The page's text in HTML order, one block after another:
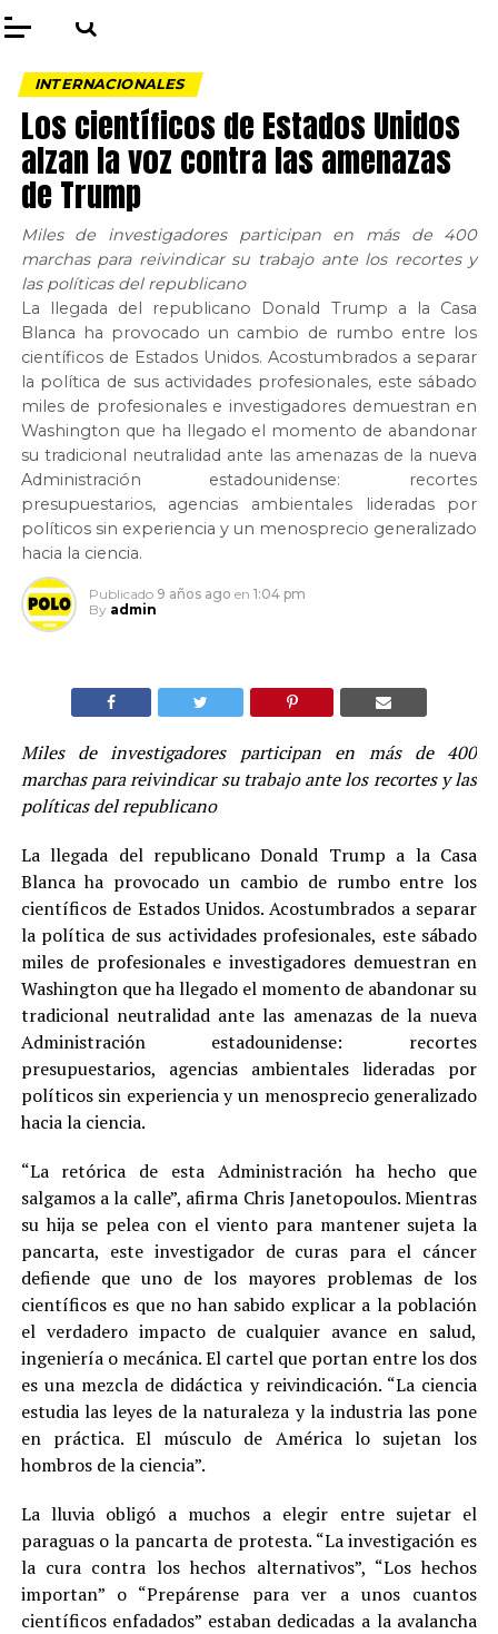
INTERNACIONALES
Los científicos de Estados Unidos
alzan la voz contra las amenazas
de Trump
Miles de investigadores participan en más de 400
marchas para reivindicar su trabajo ante los recortes y
las políticas del republicano
La llegada del republicano Donald Trump a la Casa
Blanca ha provocado un cambio de rumbo entre los
científicos de Estados Unidos. Acostumbrados a separar
la política de sus actividades profesionales, este sábado
miles de profesionales e investigadores demuestran en
Washington que ha llegado el momento de abandonar
su tradicional neutralidad ante las amenazas de la nueva
Administración estadounidense: recortes
presupuestarios, agencias ambientales lideradas por
políticos sin experiencia y un menosprecio generalizado
hacia la ciencia.
Publicado 9 años ago en 1:04 pm
By admin
Miles de investigadores participan en más de 400
marchas para reivindicar su trabajo ante los recortes y las
políticas del republicano
La llegada del republicano Donald Trump a la Casa
Blanca ha provocado un cambio de rumbo entre los
científicos de Estados Unidos. Acostumbrados a separar
la política de sus actividades profesionales, este sábado
miles de profesionales e investigadores demuestran en
Washington que ha llegado el momento de abandonar su
tradicional neutralidad ante las amenazas de la nueva
Administración estadounidense: recortes
presupuestarios, agencias ambientales lideradas por
políticos sin experiencia y un menosprecio generalizado
hacia la ciencia.
“La retórica de esta Administración ha hecho que
salgamos a la calle”, afirma Chris Janetopoulos. Mientras
su hija se pelea con el viento para mantener sujeta la
pancarta, este investigador de curas para el cáncer
defiende que uno de los mayores problemas de los
científicos es que no han sabido explicar a la población
el verdadero impacto de cualquier avance en salud,
ingeniería o mecánica. El cartel que portan entre los dos
es una mezcla de didáctica y reivindicación. “La ciencia
estudia las leyes de la naturaleza y la industria las pone
en práctica. El músculo de América lo sujetan los
hombros de la ciencia”.
La lluvia obligó a muchos a elegir entre sujetar el
paraguas o la pancarta de protesta. “La investigación es
la cura contra los hechos alternativos”, “Los hechos
importan” o “Prepárense para ver a unos cuantos
científicos enfadados” estaban dedicadas a la avalancha